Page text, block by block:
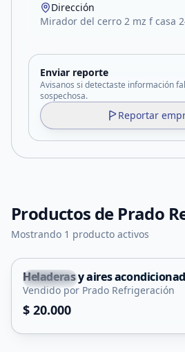
Dirección
Mirador del cerro 2 mz f casa
Enviar reporte
Avisanos si detectaste información
sospechosa.
Reportar
Productos de Prado
Mostrando 1 producto activos
Capital
Servicio
Heladeras y aires
Vendido por Prado Refrigeración
$ 20.000